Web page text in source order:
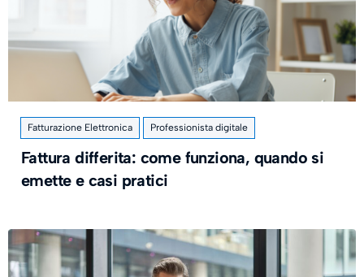
Fatturazione Elettronica Professionista digitale
Fattura differita: come funziona, quando si
emette e casi pratici